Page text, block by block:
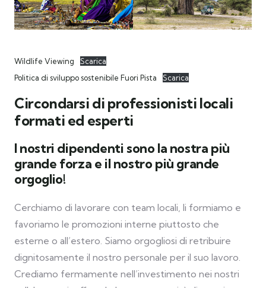
Wildlife Viewing
Scarica
Politica di sviluppo sostenibile Fuori Pista
Scarica
Circondarsi di professionisti locali
formati ed esperti
I nostri dipendenti sono la nostra più
grande forza e il nostro più grande
orgoglio!
Cerchiamo di lavorare con team locali, li formiamo e
favoriamo le promozioni interne piuttosto che
esterne o all’estero. Siamo orgogliosi di retribuire
dignitosamente il nostro personale per il suo lavoro.
Crediamo fermamente nell’investimento nei nostri